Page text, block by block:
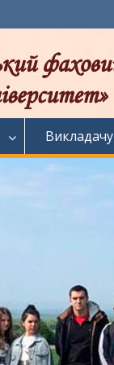
Викладачу